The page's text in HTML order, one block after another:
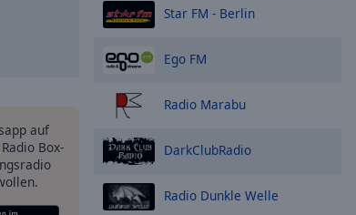
auf
Box-
Star FM - Berlin
Ego FM
Radio Marabu
DarkClubRadio
Radio Dunkle Welle